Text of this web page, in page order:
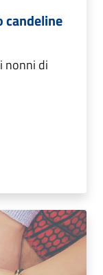
candeline
nonni di